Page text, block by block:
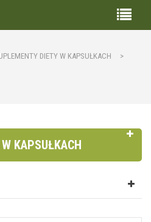
DIETY W KAPSUŁKACH
>
KAPSUŁKACH